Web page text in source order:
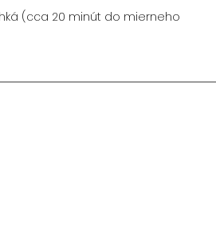
(cca 20 minút do mierneho